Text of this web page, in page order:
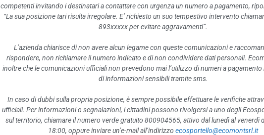
competenti invitando i destinatari a contattare con urgenza un numero a pagamento,
“La sua posizione tari risulta irregolare. E’ richiesto un suo tempestivo intervento
893xxxxx per evitare aggravamenti”.
L’azienda chiarisce di non avere alcun legame con queste comunicazioni e
rispondere, non richiamare il numero indicato e di non condividere dati personali.
inoltre che le comunicazioni ufficiali non prevedono mai l’utilizzo di numeri a pagamento
di informazioni sensibili tramite sms.
In caso di dubbi sulla propria posizione, è sempre possibile effettuare le verifiche
ufficiali. Per informazioni o segnalazioni, i cittadini possono rivolgersi a uno degli
sul territorio, chiamare il numero verde gratuito 800904565, attivo dal lunedì al venerdì
18:00, oppure inviare un’e-mail all’indirizzo ecosportello@ecomontsrl.it